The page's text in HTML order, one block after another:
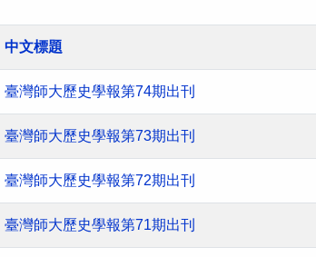
中文標題
臺灣師大歷史學報第74期出刊
臺灣師大歷史學報第73期出刊
臺灣師大歷史學報第72期出刊
臺灣師大歷史學報第71期出刊